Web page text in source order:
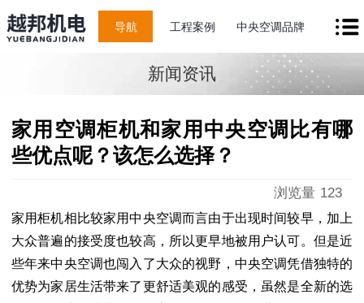
导航 工程案例 中央空调品牌
新闻资讯
家用空调柜机和家用中央空调比有哪
些优点呢？该怎么选择？
浏览量 123
家用柜机相比较家用中央空调而言由于出现时间较早，加上
大众普遍的接受度也较高，所以更早地被用户认可。但是近
些年来中央空调也闯入了大众的视野，中央空调凭借独特的
优势为家居生活带来了更舒适美观的感受，虽然是全新的选